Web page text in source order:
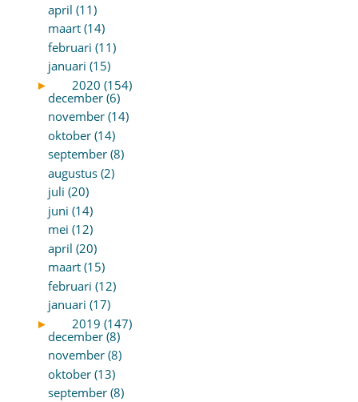
april (11)
maart (14)
februari (11)
januari (15)
►
2020 (154)
december (6)
november (14)
oktober (14)
september (8)
augustus (2)
juli (20)
juni (14)
mei (12)
april (20)
maart (15)
februari (12)
januari (17)
►
2019 (147)
december (8)
november (8)
oktober (13)
september (8)